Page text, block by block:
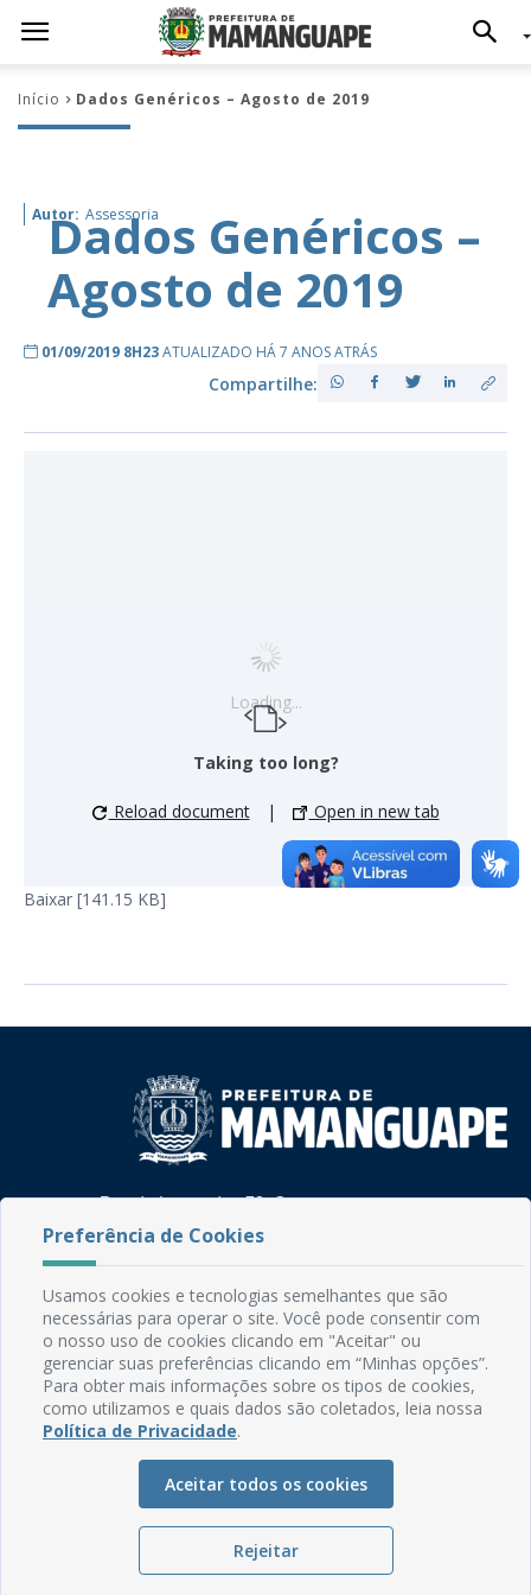
Início Dados Genéricos – Agosto de 2019
Autor: Assessoria
Dados Genéricos –
Agosto de 2019
01/09/2019 8H23ATUALIZADO HÁ 7 ANOS ATRÁS
Compartilhe:
Loading...
Taking too long?
Reload document | Open in new tab
Baixar [141.15 KB]
Rua do Imperador, 78, Centro
CEP: 58.280-000 - Mamanguape/PB
Expediente: Segunda à Sexta, das 08h às 13h
Mapa do Site
Perguntas frequentes
Manual de Navegação
Glossário
Serviços Internos
Política de Privacidade
Preferência de Cookies
Usamos cookies e tecnologias semelhantes que são
necessárias para operar o site. Você pode consentir com
o nosso uso de cookies clicando em "Aceitar" ou
gerenciar suas preferências clicando em “Minhas opções”.
Para obter mais informações sobre os tipos de cookies,
como utilizamos e quais dados são coletados, leia nossa
Política de Privacidade.
Aceitar todos os cookies
Rejeitar